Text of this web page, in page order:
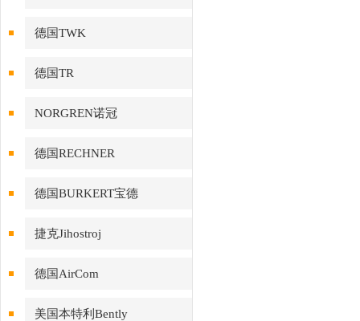
德国TWK
德国TR
NORGREN诺冠
德国RECHNER
德国BURKERT宝德
捷克Jihostroj
德国AirCom
美国本特利Bently